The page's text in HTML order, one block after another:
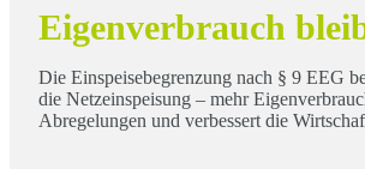
Eigenverbrauch
Die Einspeisebegrenzung nach § 9 EEG
die Netzeinspeisung – mehr
Abregelungen und verbessert die